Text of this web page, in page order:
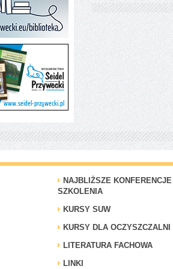
NAJBLIŻSZE KONFERENCJE I
SZKOLENIA
KURSY SUW
KURSY DLA OCZYSZCZALNI
LITERATURA FACHOWA
LINKI